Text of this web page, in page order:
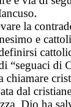
la
e
“seguaci di
chiamare
dal
Dio ha